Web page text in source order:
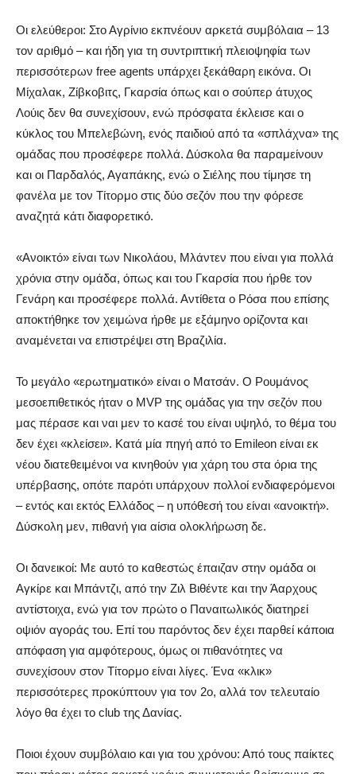
Οι ελεύθεροι: Στο Αγρίνιο εκπνέουν αρκετά συμβόλαια – 13
τον αριθμό – και ήδη για τη συντριπτική πλειοψηφία των
περισσότερων free agents υπάρχει ξεκάθαρη εικόνα. Οι
Μίχαλακ, Ζίβκοβιτς, Γκαρσία όπως και ο σούπερ άτυχος
Λούις δεν θα συνεχίσουν, ενώ πρόσφατα έκλεισε και ο
κύκλος του Μπελεβώνη, ενός παιδιού από τα «σπλάχνα» της
ομάδας που προσέφερε πολλά. Δύσκολα θα παραμείνουν
και οι Παρδαλός, Αγαπάκης, ενώ ο Σιέλης που τίμησε τη
φανέλα με τον Τίτορμο στις δύο σεζόν που την φόρεσε
αναζητά κάτι διαφορετικό.
«Ανοικτό» είναι των Νικολάου, Μλάντεν που είναι για πολλά
χρόνια στην ομάδα, όπως και του Γκαρσία που ήρθε τον
Γενάρη και προσέφερε πολλά. Αντίθετα ο Ρόσα που επίσης
αποκτήθηκε τον χειμώνα ήρθε με εξάμηνο ορίζοντα και
αναμένεται να επιστρέψει στη Βραζιλία.
Το μεγάλο «ερωτηματικό» είναι ο Ματσάν. Ο Ρουμάνος
μεσοεπιθετικός ήταν ο MVP της ομάδας για την σεζόν που
μας πέρασε και ναι μεν το κασέ του είναι υψηλό, το θέμα του
δεν έχει «κλείσει». Κατά μία πηγή από το Emileon είναι εκ
νέου διατεθειμένοι να κινηθούν για χάρη του στα όρια της
υπέρβασης, οπότε παρότι υπάρχουν πολλοί ενδιαφερόμενοι
– εντός και εκτός Ελλάδος – η υπόθεσή του είναι «ανοικτή».
Δύσκολη μεν, πιθανή για αίσια ολοκλήρωση δε.
Οι δανεικοί: Με αυτό το καθεστώς έπαιζαν στην ομάδα οι
Αγκίρε και Μπάντζι, από την Ζιλ Βιθέντε και την Άαρχους
αντίστοιχα, ενώ για τον πρώτο ο Παναιτωλικός διατηρεί
οψιόν αγοράς του. Επί του παρόντος δεν έχει παρθεί κάποια
απόφαση για αμφότερους, όμως οι πιθανότητες να
συνεχίσουν στον Τίτορμο είναι λίγες. Ένα «κλικ»
περισσότερες προκύπτουν για τον 2ο, αλλά τον τελευταίο
λόγο θα έχει το club της Δανίας.
Ποιοι έχουν συμβόλαιο και για του χρόνου: Από τους παίκτες